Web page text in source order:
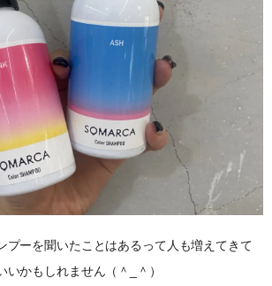
プーを聞いたことはあるって人も増えてきて
いかもしれません（＾_＾）